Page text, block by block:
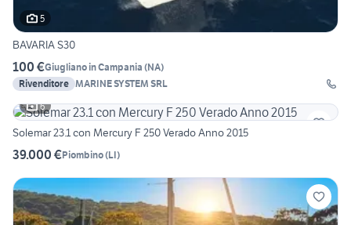
5
BAVARIA S30
100 €Giugliano in Campania (NA)
Rivenditore MARINE SYSTEM SRL
6
Solemar 23.1 con Mercury F 250 Verado Anno 2015
39.000 €Piombino(LI)